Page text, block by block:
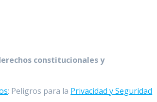
constitucionales y
: Peligros para la Privacidad y Seguridad